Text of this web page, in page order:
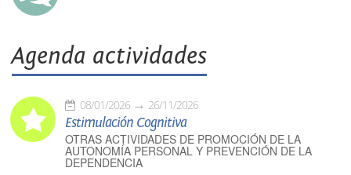
Agenda actividades
08/01/2026 26/11/2026
Estimulación Cognitiva
OTRAS ACTIVIDADES DE PROMOCIÓN DE LA
AUTONOMÍA PERSONAL Y PREVENCIÓN DE LA
DEPENDENCIA